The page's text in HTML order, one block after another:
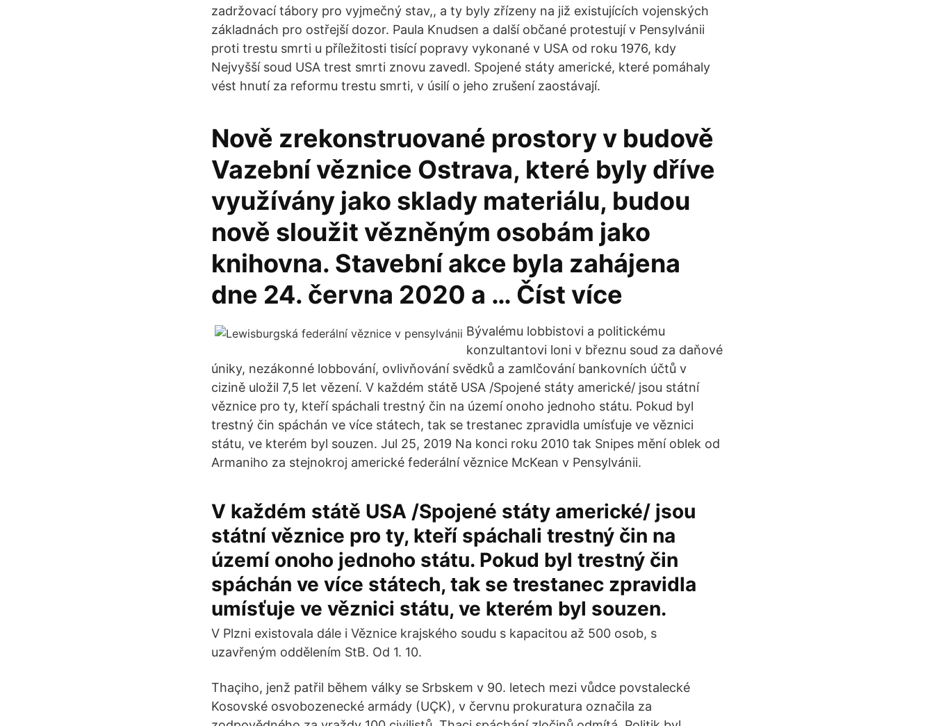
zadržovací tábory pro vyjmečný stav,, a ty byly zřízeny na již existujících vojenských
základnách pro ostřejší dozor. Paula Knudsen a další občané protestují v Pensylvánii
proti trestu smrti u příležitosti tisící popravy vykonané v USA od roku 1976, kdy
Nejvyšší soud USA trest smrti znovu zavedl. Spojené státy americké, které pomáhaly
vést hnutí za reformu trestu smrti, v úsilí o jeho zrušení zaostávají.
Nově zrekonstruované prostory v budově
Vazební věznice Ostrava, které byly dříve
využívány jako sklady materiálu, budou
nově sloužit vězněným osobám jako
knihovna. Stavební akce byla zahájena
dne 24. června 2020 a … Číst více
Bývalému lobbistovi a politickému
konzultantovi loni v březnu soud za daňové
úniky, nezákonné lobbování, ovlivňování svědků a zamlčování bankovních účtů v
cizině uložil 7,5 let vězení. V každém státě USA /Spojené státy americké/ jsou státní
věznice pro ty, kteří spáchali trestný čin na území onoho jednoho státu. Pokud byl
trestný čin spáchán ve více státech, tak se trestanec zpravidla umísťuje ve věznici
státu, ve kterém byl souzen. Jul 25, 2019 Na konci roku 2010 tak Snipes mění oblek od
Armaniho za stejnokroj americké federální věznice McKean v Pensylvánii.
V každém státě USA /Spojené státy americké/ jsou
státní věznice pro ty, kteří spáchali trestný čin na
území onoho jednoho státu. Pokud byl trestný čin
spáchán ve více státech, tak se trestanec zpravidla
umísťuje ve věznici státu, ve kterém byl souzen.
V Plzni existovala dále i Věznice krajského soudu s kapacitou až 500 osob, s
uzavřeným oddělením StB. Od 1. 10.
Thaçiho, jenž patřil během války se Srbskem v 90. letech mezi vůdce povstalecké
Kosovské osvobozenecké armády (UÇK), v červnu prokuratura označila za